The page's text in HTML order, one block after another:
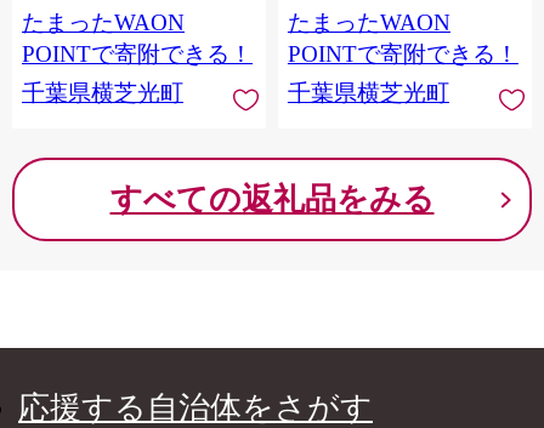
たまったWAON
POINTで寄附できる！
千葉県横芝光町
たまったWAON
POINTで寄附できる！
千葉県横芝光町
すべての返礼品をみる
応援する自治体をさがす